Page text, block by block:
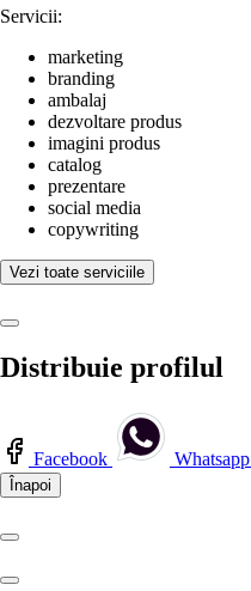
Servicii:
marketing
branding
ambalaj
dezvoltare produs
imagini produs
catalog
prezentare
social media
copywriting
Vezi toate serviciile
Distribuie profilul
Facebook Whatsapp
Înapoi